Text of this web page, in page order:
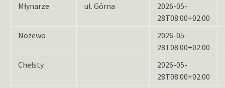
Młynarze
ul. Górna
2026-05-
28T08:00+02:00
Nożewo
2026-05-
28T08:00+02:00
Chełsty
2026-05-
28T08:00+02:00